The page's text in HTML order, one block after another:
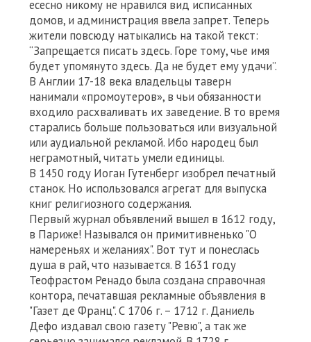
есесно никому не нравился вид исписанных
домов, и администрация ввела запрет. Теперь
жители повсюду натыкались на такой текст:
“Запрещается писать здесь. Горе тому, чье имя
будет упомянуто здесь. Да не будет ему удачи”.
В Англии 17-18 века владельцы таверн
нанимали «промоутеров», в чьи обязанности
входило расхваливать их заведение. В то время
старались больше пользоваться или визуальной
или аудиальной рекламой. Ибо народец был
неграмотный, читать умели единицы.
В 1450 году Иоган Гутенберг изобрел печатный
станок. Но использовался агрегат для выпуска
книг религиозного содержания.
Первый журнал объявлений вышел в 1612 году,
в Париже! Назывался он примитивненько "О
намереньях и желаниях". Вот тут и понеслась
душа в рай, что называется. В 1631 году
Теофрастом Ренадо была создана справочная
контора, печатавшая рекламные объявления в
"Газет де Франц". С 1706 г. – 1712 г. Даниель
Дефо издавал свою газету "Ревю", а так же